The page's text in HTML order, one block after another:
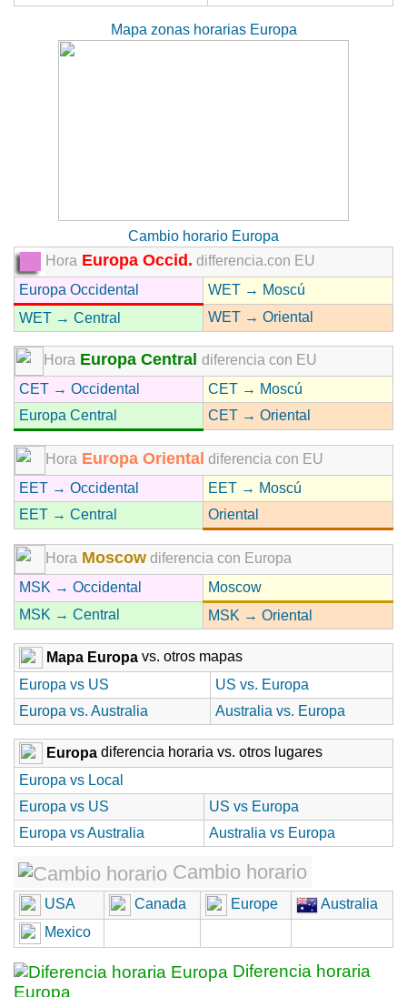
Mapa zonas horarias Europa
Cambio horario Europa
Hora Europa Occid. differencia.con EU
Europa Occidental
WET → Moscú
WET → Central
WET → Oriental
Hora Europa Central diferencia con EU
CET → Occidental
CET → Moscú
Europa Central
CET → Oriental
Hora Europa Oriental diferencia con EU
EET → Occidental
EET → Moscú
EET → Central
Oriental
Hora Moscow diferencia con Europa
MSK → Occidental
Moscow
MSK → Central
MSK → Oriental
Mapa Europa vs. otros mapas
Europa vs US
US vs. Europa
Europa vs. Australia
Australia vs. Europa
Europa diferencia horaria vs. otros lugares
Europa vs Local
Europa vs US
US vs Europa
Europa vs Australia
Australia vs Europa
Cambio horario
USA Canada Europe
Australia
Mexico
Diferencia horaria
Europa